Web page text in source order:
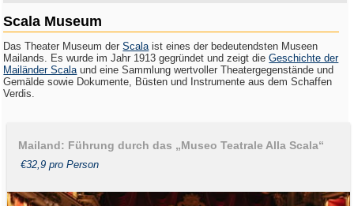
Scala Museum
Das Theater Museum derScala ist eines der bedeutendsten Museen
Mailands. Es wurde im Jahr 1913 gegründet und zeigt dieGeschichte der
Mailänder Scala und eine Sammlung wertvoller Theatergegenstände und
Gemälde sowie Dokumente, Büsten und Instrumente aus dem Schaffen
Verdis.
Mailand: Führung durch das „Museo Teatrale Alla Scala“
€32,9 pro Person